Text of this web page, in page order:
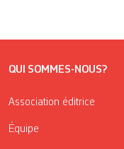
QUI SOMMES-NOUS?
Association éditrice
Équipe